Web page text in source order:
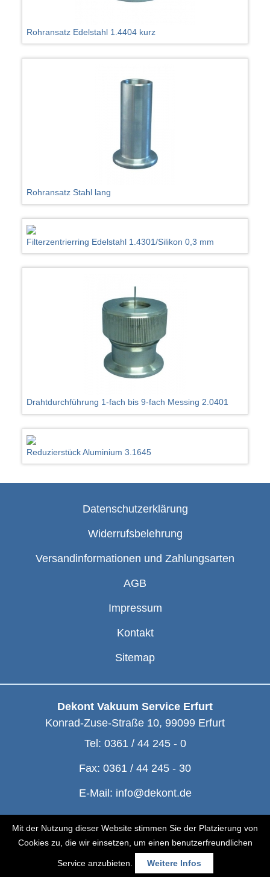
Mit der Nutzung dieser Website stimmen Sie der Platzierung von
Cookies zu, die wir einsetzen, um einen benutzerfreundlichen
Service anzubieten. Weitere Infos
Rohransatz Edelstahl 1.4404 kurz
Rohransatz Stahl lang
Filterzentrierring Edelstahl 1.4301/Silikon 0,3 mm
Drahtdurchführung 1-fach bis 9-fach Messing 2.0401
Reduzierstück Aluminium 3.1645
Datenschutzerklärung
Widerrufsbelehrung
Versandinformationen und Zahlungsarten
AGB
Impressum
Kontakt
Sitemap
Dekont Vakuum Service Erfurt
Konrad-Zuse-Straße 10, 99099 Erfurt
Tel: 0361 / 44 245 - 0
Fax: 0361 / 44 245 - 30
E-Mail: info@dekont.de
© Dekont 1991 - 2026